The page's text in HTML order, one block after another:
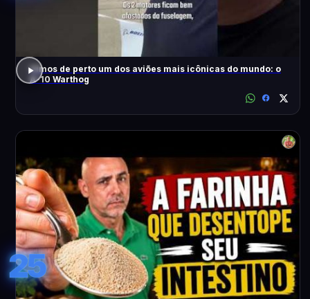
Vimos de perto um dos aviões mais icônicas do mundo: o
A-10 Warthog
25